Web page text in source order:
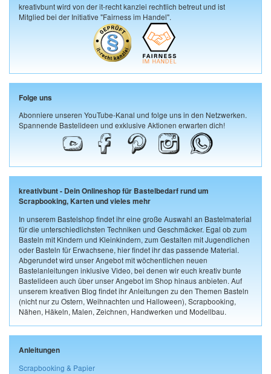
kreativbunt wird von der it-recht kanzlei rechtlich betreut und ist
Mitglied bei der Initiative "Fairness im Handel".
Folge uns
Abonniere unseren YouTube-Kanal und folge uns in den Netzwerken.
Spannende Bastelideen und exklusive Aktionen erwarten dich!
kreativbunt - Dein Onlineshop für Bastelbedarf rund um
Scrapbooking, Karten und vieles mehr
In unserem Bastelshop findet ihr eine große Auswahl an Bastelmaterial
für die unterschiedlichsten Techniken und Geschmäcker. Egal ob zum
Basteln mit Kindern und Kleinkindern, zum Gestalten mit Jugendlichen
oder Basteln für Erwachsene, hier findet ihr das passende Material.
Abgerundet wird unser Angebot mit wöchentlichen neuen
Bastelanleitungen inklusive Video, bei denen wir euch kreativ bunte
Bastelideen auch über unser Angebot im Shop hinaus anbieten. Auf
unserem kreativen Blog findet ihr Anleitungen zu den Themen Basteln
(nicht nur zu Ostern, Weihnachten und Halloween), Scrapbooking,
Nähen, Häkeln, Malen, Zeichnen, Handwerken und Modellbau.
Anleitungen
Scrapbooking & Papier